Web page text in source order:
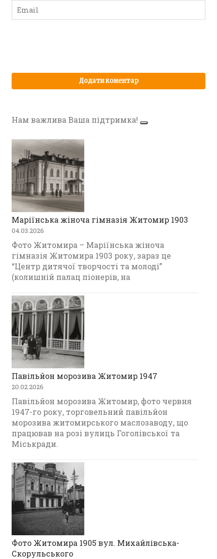
Нам важлива Ваша підтримка!
Маріїнська жіноча гімназія Житомир 1903
04.03.2026
Фото Житомира – Маріїнська жіноча
гімназія Житомира 1903 року, зараз це
“Центр дитячої творчості та молоді”
(колишній палац піонерів, на
Павільйон морозива Житомир 1947
20.02.2026
Павільйон морозива Житомир, фото червня
1947-го року, торговельний павільйон
морозива житомирського маслозаводу, що
працював на розі вулиць Гоголівської та
Міськради.
Фото Житомира 1905 вул. Михайлівська-
Скорульського